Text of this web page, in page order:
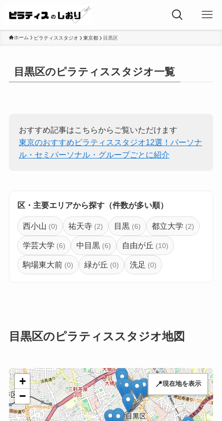
ホーム ピラティススタジオ 東京都 目黒区
目黒区のピラティススタジオ一覧
おすすめ記事はこちらからご覧いただけます
東京のおすすめピラティススタジオ12選！パーソナ
ル・セミパーソナル・グループごとに紹介
区・主要エリアから探す（件数が多い順）
西小山 (0) 祐天寺 (2) 目黒 (6) 都立大学 (2)
学芸大学 (6) 中目黒 (6) 自由が丘 (10)
駒場東大前 (0) 緑が丘 (0) 洗足 (0)
目黒区のピラティススタジオ地図
+
−
📍現在地を表示